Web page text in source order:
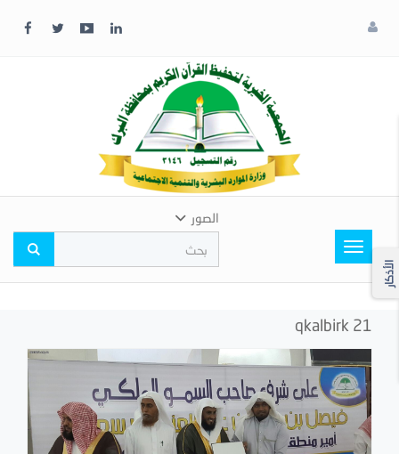
Toggle
navigation
الصور
الأذكار
qkalbirk 21